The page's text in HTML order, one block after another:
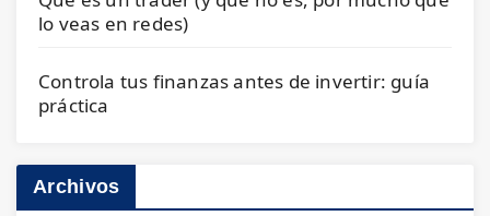
lo veas en redes)
Controla tus finanzas antes de invertir: guía
práctica
Archivos